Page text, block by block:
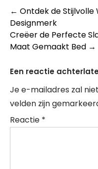
← Ontdek de
Designmerk
Creëer de Perfecte
Maat Gemaakt Bed →
Een reactie
Je e-mailadres zal
velden zijn
Reactie *